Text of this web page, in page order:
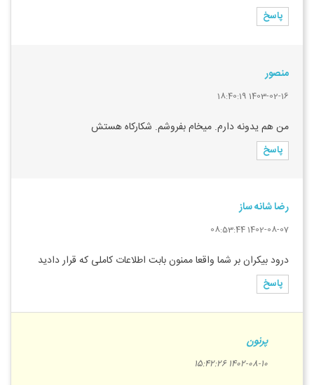
پاسخ
منصور
1403-02-16 18:40:19
من هم یدونه دارم. میخام بفروشم. شکارکاه هستش
پاسخ
رضا شانه ساز
1402-08-07 08:53:44
درود بیکران بر شما واقعا ممنون بابت اطلاعات کاملی که قرار دادید
پاسخ
پرنون
1402-08-10 15:42:26